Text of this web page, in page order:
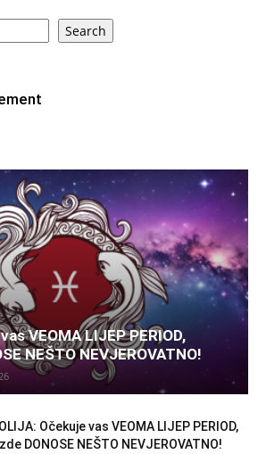
Search
VEOMA LIJEP PERIOD,
NEŠTO NEVJEROVATNO!
Očekuje vas VEOMA LIJEP PERIOD,
DONOSE NEŠTO NEVJEROVATNO!